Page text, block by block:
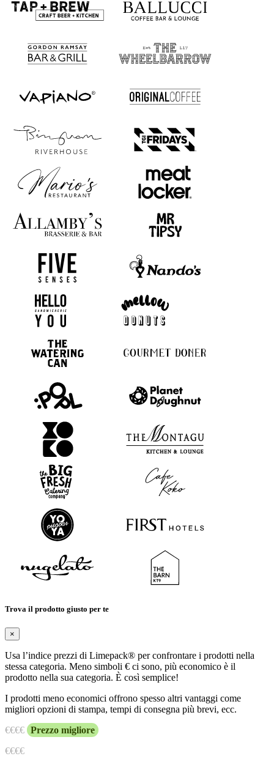
Trova il prodotto giusto per te
×
Usa l’indice prezzi di Limepack® per confrontare i prodotti nella
stessa categoria. Meno simboli € ci sono, più economico è il
prodotto nella sua categoria. È così semplice!
I prodotti meno economici offrono spesso altri vantaggi come
migliori opzioni di stampa, tempi di consegna più brevi, ecc.
€€€€ Prezzo migliore
€€€€